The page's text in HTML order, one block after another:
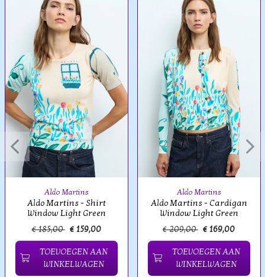
Aldo Martins
Aldo Martins - Shirt
Window Light Green
€ 185,00 € 159,00
TOEVOEGEN AAN
WINKELWAGEN
Aldo Martins
Aldo Martins - Cardigan
Window Light Green
€ 209,00 € 169,00
TOEVOEGEN AAN
WINKELWAGEN